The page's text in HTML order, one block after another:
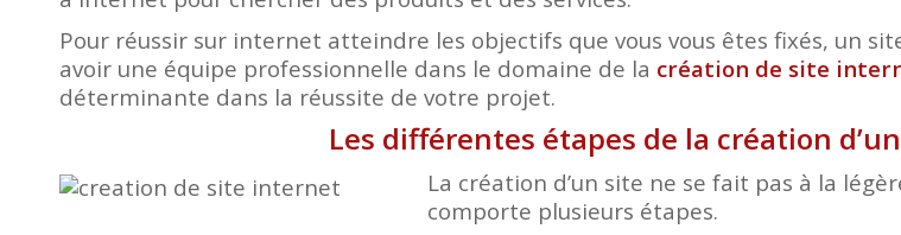
Pour réussir sur internet atteindre les objectifs que vous vous êtes fixés, un
avoir une équipe professionnelle dans le domaine de la création de site
déterminante dans la réussite de votre projet.
Les différentes étapes de la création
La création d’un site ne se fait pas à la
comporte plusieurs étapes.